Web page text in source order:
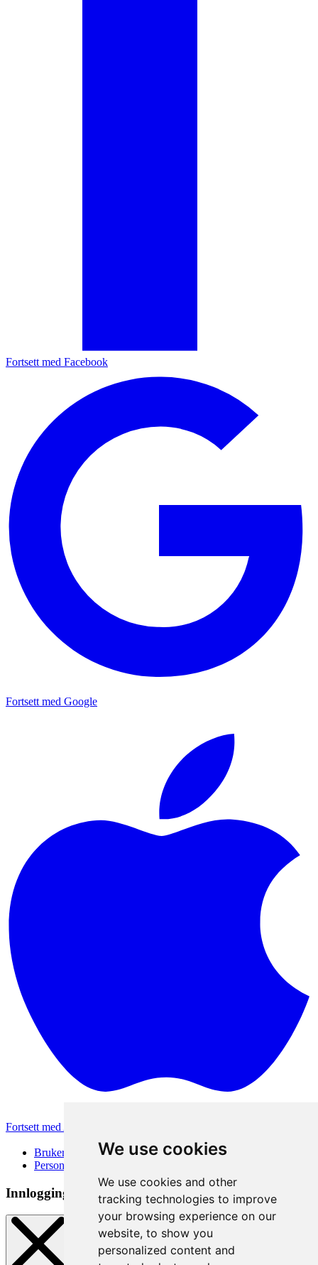
We use cookies
We use cookies and other
tracking technologies to improve
your browsing experience on our
website, to show you
personalized content and
Fortsett med Facebook
Fortsett med Google
Fortsett med Apple
Brukervilkår
Personvernerklæring
Innloggingsmetode